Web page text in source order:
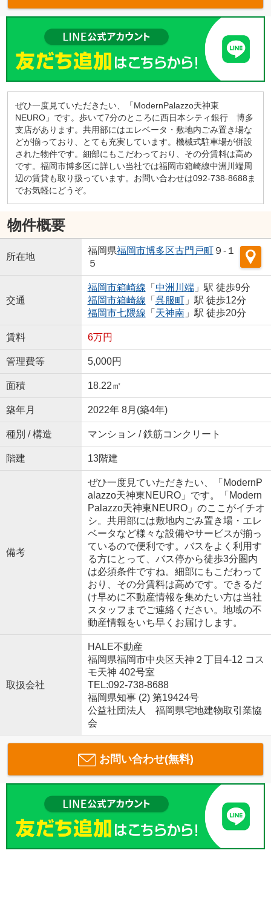
ぜひ一度見ていただきたい、「ModernPalazzo天神東
NEURO」です。歩いて7分のところに西日本シティ銀行 博多
支店があります。共用部にはエレベータ・敷地内ごみ置き場な
どが揃っており、とても充実しています。機械式駐車場が併設
された物件です。細部にもこだわっており、その分賃料は高め
です。福岡市博多区に詳しい当社では福岡市箱崎線中洲川端周
辺の賃貸も取り扱っています。お問い合わせは092-738-8688ま
でお気軽にどうぞ。
物件概要
所在地
福岡県福岡市博多区古門戸町９-１
５
交通
福岡市箱崎線 「 中洲川端」駅 徒歩9分
福岡市箱崎線 「 呉服町」駅 徒歩12分
福岡市七隈線 「 天神南」駅 徒歩20分
賃料 6万円
管理費等 5,000円
面積 18.22㎡
築年月 2022年 8月(築4年)
種別 / 構造 マンション / 鉄筋コンクリート
階建 13階建
備考
ぜひ一度見ていただきたい、「ModernP
alazzo天神東NEURO」です。「Modern
Palazzo天神東NEURO」のここがイチオ
シ。共用部には敷地内ごみ置き場・エレ
ベータなど様々な設備やサービスが揃っ
ているので便利です。バスをよく利用す
る方にとって、バス停から徒歩3分圏内
は必須条件ですね。細部にもこだわって
おり、その分賃料は高めです。できるだ
け早めに不動産情報を集めたい方は当社
スタッフまでご連絡ください。地域の不
動産情報をいち早くお届けします。
取扱会社
HALE不動産
福岡県福岡市中央区天神２丁目4-12 コス
モ天神 402号室
TEL:092-738-8688
福岡県知事 (2) 第19424号
公益社団法人 福岡県宅地建物取引業協
会
お問い合わせ(無料)